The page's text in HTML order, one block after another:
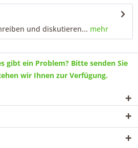
und diskutieren... mehr
gibt ein Problem? Bitte senden Sie
wir Ihnen zur Verfügung.